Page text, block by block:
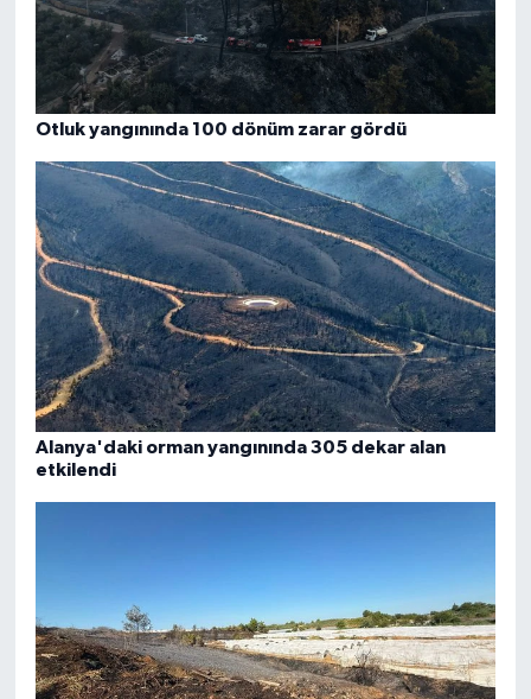
Otluk yangınında 100 dönüm zarar gördü
Alanya'daki orman yangınında 305 dekar alan
etkilendi